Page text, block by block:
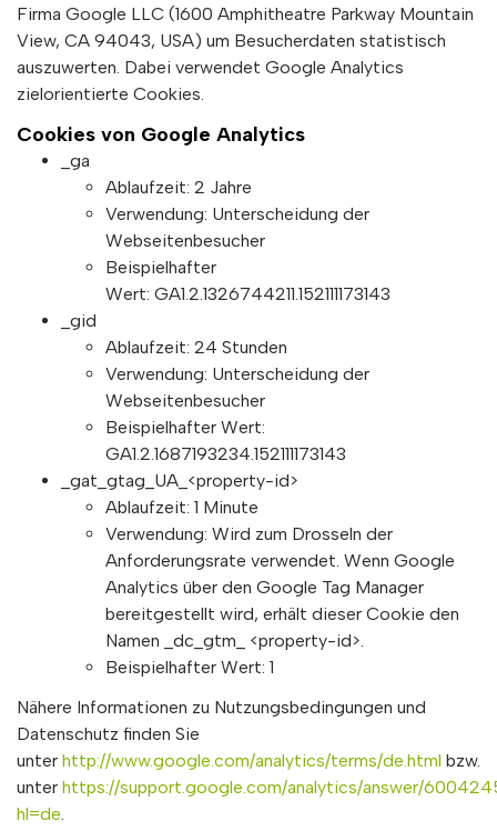
Firma Google LLC (1600 Amphitheatre Parkway Mountain
View, CA 94043, USA) um Besucherdaten statistisch
auszuwerten. Dabei verwendet Google Analytics
zielorientierte Cookies.
Cookies von Google Analytics
_ga
Ablaufzeit: 2 Jahre
Verwendung: Unterscheidung der
Webseitenbesucher
Beispielhafter
Wert: GA1.2.1326744211.152111173143
_gid
Ablaufzeit: 24 Stunden
Verwendung: Unterscheidung der
Webseitenbesucher
Beispielhafter Wert:
GA1.2.1687193234.152111173143
_gat_gtag_UA_<property-id>
Ablaufzeit: 1 Minute
Verwendung: Wird zum Drosseln der
Anforderungsrate verwendet. Wenn Google
Analytics über den Google Tag Manager
bereitgestellt wird, erhält dieser Cookie den
Namen _dc_gtm_ <property-id>.
Beispielhafter Wert: 1
Nähere Informationen zu Nutzungsbedingungen und
Datenschutz finden Sie
unter http://www.google.com/analytics/terms/de.html bzw.
unter https://support.google.com/analytics/answer/
hl=de.